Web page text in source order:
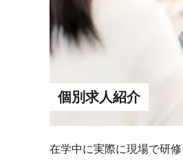
個別求人紹介
在学中に実際に現場で研